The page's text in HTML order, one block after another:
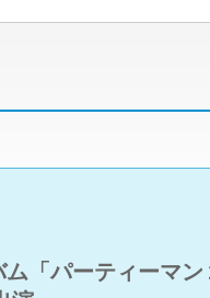
「パーティーマ